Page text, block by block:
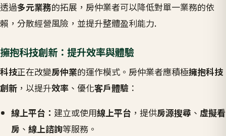
透過多元業務的拓展，房仲業者可以降低對單一業務的依
賴，分散經營風險，並提升整體盈利能力.
擁抱科技創新：提升效率與體驗
科技正在改變房仲業的運作模式。房仲業者應積極擁抱科技
創新 ，以提升效率 、優化客戶體驗 ：
線上平台： 建立或使用線上平台 ，提供房源搜尋 、虛擬看
房 、線上諮詢等服務。